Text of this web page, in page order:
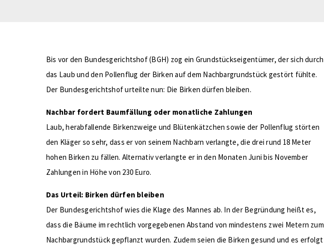
Bis vor den Bundesgerichtshof (BGH) zog ein Grundstückseigentümer, der sich durch
das Laub und den Pollenflug der Birken auf dem Nachbargrundstück gestört fühlte.
Der Bundesgerichtshof urteilte nun: Die Birken dürfen bleiben.
Nachbar fordert Baumfällung oder monatliche Zahlungen
Laub, herabfallende Birkenzweige und Blütenkätzchen sowie der Pollenflug störten
den Kläger so sehr, dass er von seinem Nachbarn verlangte, die drei rund 18 Meter
hohen Birken zu fällen. Alternativ verlangte er in den Monaten Juni bis November
Zahlungen in Höhe von 230 Euro.
Das Urteil: Birken dürfen bleiben
Der Bundesgerichtshof wies die Klage des Mannes ab. In der Begründung heißt es,
dass die Bäume im rechtlich vorgegebenen Abstand von mindestens zwei Metern zum
Nachbargrundstück gepflanzt wurden. Zudem seien die Birken gesund und es erfolgt